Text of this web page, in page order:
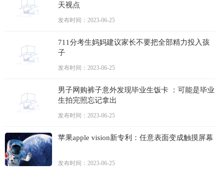
天视点
发布时间：2023-06-25
711分考生妈妈建议家长不要把全部精力投入孩
子
发布时间：2023-06-25
男子网购裤子意外发现毕业生饭卡 ：可能是毕业
生拍完照忘记拿出
发布时间：2023-06-25
苹果apple vision新专利：任意表面变成触摸屏幕
发布时间：2023-06-25